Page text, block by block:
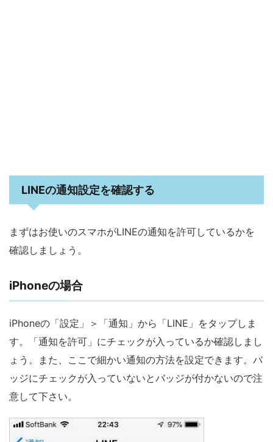
LINEの通知設定を確認する
まずはお使いのスマホがLINEの通知を許可しているかを
確認しましょう。
iPhoneの場合
iPhoneの「設定」＞「通知」から「LINE」をタップしま
す。「通知を許可」にチェックが入っているか確認しまし
ょう。また、ここで細かい通知の方法を設定できます。バ
ッジにチェックが入っていないとバッジが付かないので注
意して下さい。